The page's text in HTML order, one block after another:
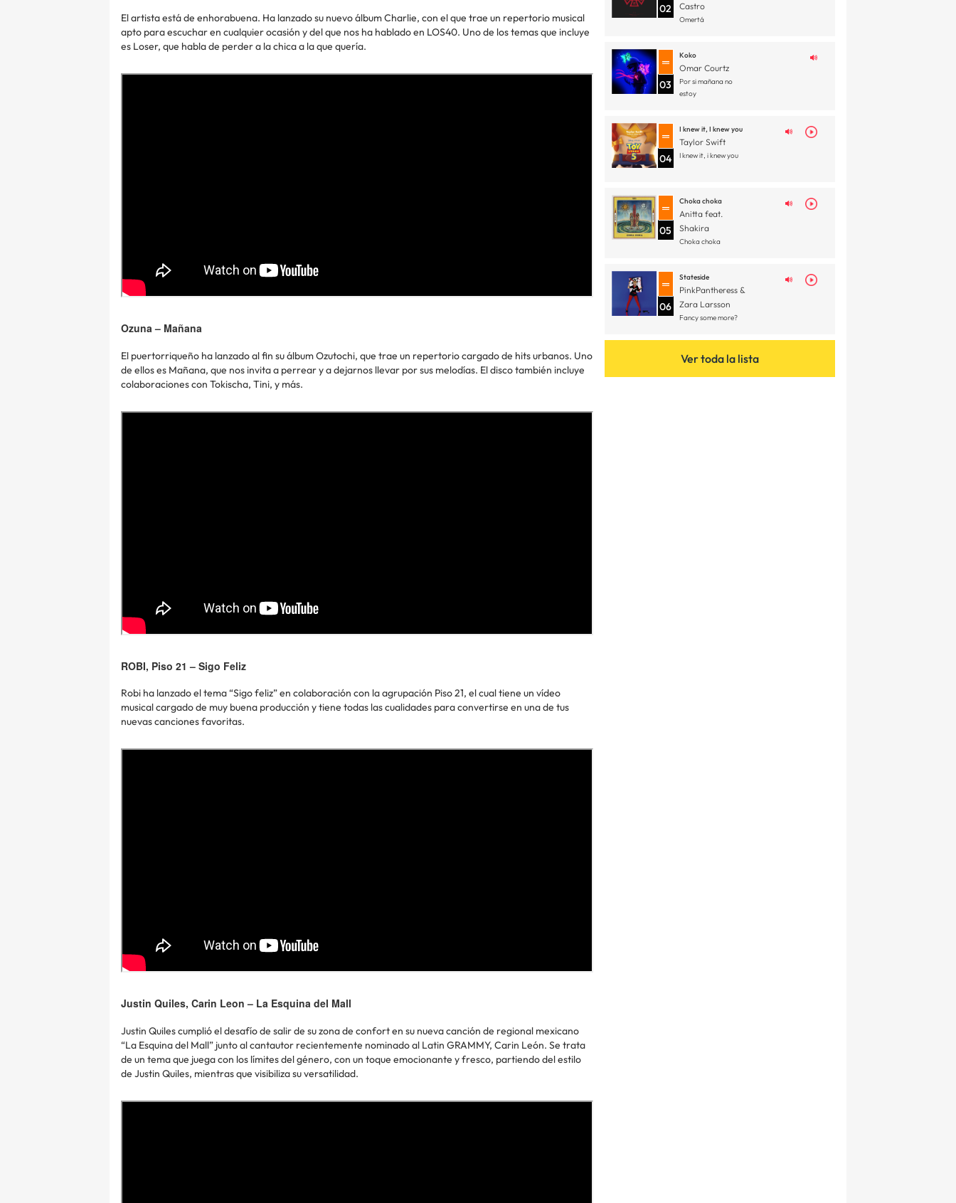
El artista está de enhorabuena. Ha lanzado su nuevo álbum Charlie, con el que trae un repertorio musical
apto para escuchar en cualquier ocasión y del que nos ha hablado en LOS40. Uno de los temas que incluye
es Loser, que habla de perder a la chica a la que quería.
Ozuna – Mañana
El puertorriqueño ha lanzado al fin su álbum Ozutochi, que trae un repertorio cargado de hits urbanos. Uno
de ellos es Mañana, que nos invita a perrear y a dejarnos llevar por sus melodías. El disco también incluye
colaboraciones con Tokischa, Tini, y más.
ROBI, Piso 21 – Sigo Feliz
Robi ha lanzado el tema “Sigo feliz” en colaboración con la agrupación Piso 21, el cual tiene un vídeo
musical cargado de muy buena producción y tiene todas las cualidades para convertirse en una de tus
nuevas canciones favoritas.
Justin Quiles, Carin Leon – La Esquina del Mall
Justin Quiles cumplió el desafío de salir de su zona de confort en su nueva canción de regional mexicano
“La Esquina del Mall” junto al cantautor recientemente nominado al Latin GRAMMY, Carin León. Se trata
de un tema que juega con los límites del género, con un toque emocionante y fresco, partiendo del estilo
de Justin Quiles, mientras que visibiliza su versatilidad.
02
Castro
Omertá
03
Koko
Omar Courtz
Por si mañana no
estoy
04
I knew it, I knew you
Taylor Swift
I knew it, i knew you
05
Choka choka
Anitta feat.
Shakira
Choka choka
06
Stateside
PinkPantheress &
Zara Larsson
Fancy some more?
Ver toda la lista